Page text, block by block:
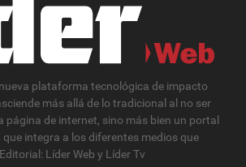
plataforma tecnológica de impacto
más allá de lo tradicional al no ser
página de internet, sino más bien un portal
integra a los diferentes medios que
Líder Web y Líder Tv